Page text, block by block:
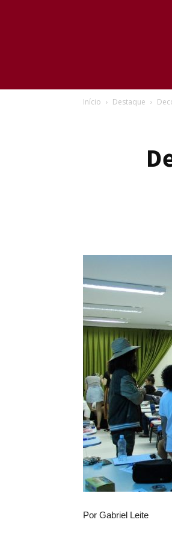
Início Destaque
Por Gabriel Leite